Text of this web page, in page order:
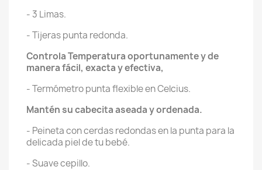
- 3 Limas.
- Tijeras punta redonda.
Controla Temperatura oportunamente y de
manera fácil, exacta y efectiva,
- Termómetro punta flexible en Celcius.
Mantén su cabecita aseada y ordenada.
- Peineta con cerdas redondas en la punta para la
delicada piel de tu bebé.
- Suave cepillo.